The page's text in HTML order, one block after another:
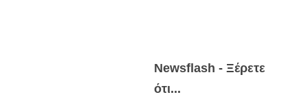
Newsflash - Ξέρετε
ότι...